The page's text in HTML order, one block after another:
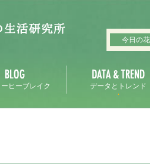
今日の花
ヒーブレイク データとトレンド